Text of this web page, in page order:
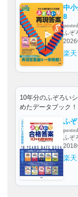
中
8
ふぞ
楽
10年分のふぞろい
めたデータブック！
ふ
ふぞ
楽